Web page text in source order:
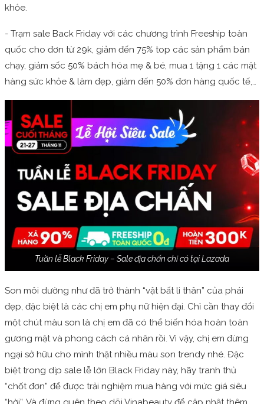
khỏe.
- Trạm sale Back Friday với các chương trình Freeship toàn
quốc cho đơn từ 29k, giảm đến 75% top các sản phẩm bán
chạy, giảm sốc 50% bách hóa mẹ & bé, mua 1 tặng 1 các mặt
hàng sức khỏe & làm đẹp, giảm đến 50% đơn hàng quốc tế,…
Tuần lễ Black Friday – Sale địa chấn chỉ có tại Lazada
Son môi dường như đã trở thành “vật bất li thân” của phái
đẹp, đặc biệt là các chị em phụ nữ hiện đại. Chỉ cần thay đổi
một chút màu son là chị em đã có thể biến hóa hoàn toàn
gương mặt và phong cách cá nhân rồi. Vì vậy, chị em đừng
ngại sở hữu cho mình thật nhiều màu son trendy nhé. Đặc
biệt trong dịp sale lễ lớn Black Friday này, hãy tranh thủ
“chốt đơn” để được trải nghiệm mua hàng với mức giá siêu